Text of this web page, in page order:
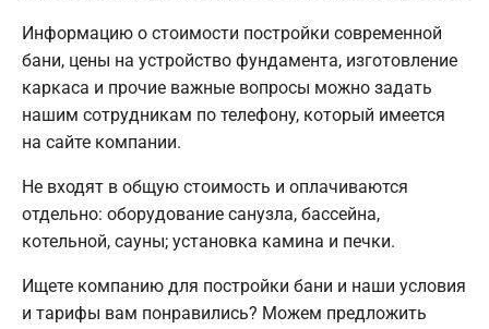
Информацию о стоимости постройки современной
бани, цены на устройство фундамента, изготовление
каркаса и прочие важные вопросы можно задать
нашим сотрудникам по телефону, который имеется
на сайте компании.
Не входят в общую стоимость и оплачиваются
отдельно: оборудование санузла, бассейна,
котельной, сауны; установка камина и печки.
Ищете компанию для постройки бани и наши условия
и тарифы вам понравились? Можем предложить